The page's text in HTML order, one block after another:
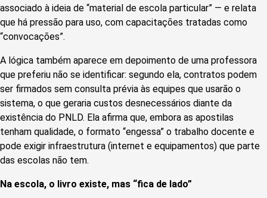
associado à ideia de “material de escola particular” — e relata
que há pressão para uso, com capacitações tratadas como
“convocações”.
A lógica também aparece em depoimento de uma professora
que preferiu não se identificar: segundo ela, contratos podem
ser firmados sem consulta prévia às equipes que usarão o
sistema, o que geraria custos desnecessários diante da
existência do PNLD. Ela afirma que, embora as apostilas
tenham qualidade, o formato “engessa” o trabalho docente e
pode exigir infraestrutura (internet e equipamentos) que parte
das escolas não tem.
Na escola, o livro existe, mas “fica de lado”